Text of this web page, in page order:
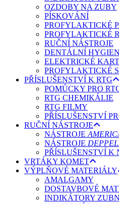
OZDOBY NA ZUBY
PÍSKOVÁNÍ
PROFYLAKTICKÉ
PROFYLAKTICKÉ
RUČNÍ NÁSTROJE
DENTÁLNÍ
ELEKTRICKÉ
PROFYLAKTICKÉ
PŘÍSLUŠENSTVÍ K RTG
POMŮCKY PRO
RTG CHEMIKÁLIE
RTG FILMY
PŘÍSLUŠENSTVÍ
RUČNÍ NÁSTROJE
NÁSTROJE
NÁSTROJE
PŘÍSLUŠENSTVÍ K
VRTÁKY KOMET
VÝPLŇOVÉ MATERIÁLY
AMALGAMY
DOSTAVBOVÉ
INDIKÁTORY